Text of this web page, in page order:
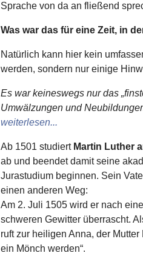
Sprache von da an fließend
Was war das für eine Zeit, in
Natürlich kann hier kein
werden, sondern nur einige
Es war keineswegs nur das
Umwälzungen und
weiterlesen...
Ab 1501 studiert Martin Luther
ab und beendet damit seine
Jurastudium beginnen. Sein
einen anderen Weg:
Am 2. Juli 1505 wird er nach
schweren Gewitter überrascht.
ruft zur heiligen Anna, der
ein Mönch werden“.